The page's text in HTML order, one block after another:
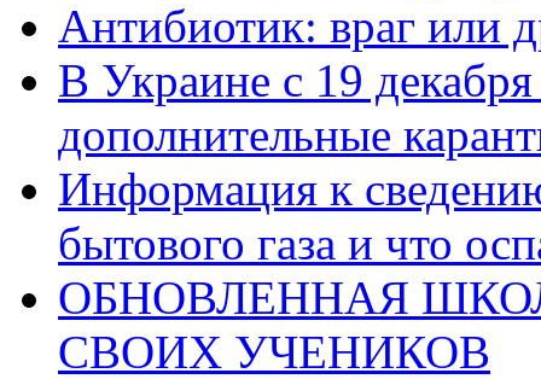
Антибиотик: враг или
В Украине с 19 декабря
дополнительные
Информация к
бытового газа и что
ОБНОВЛЕННАЯ
СВОИХ УЧЕНИКОВ